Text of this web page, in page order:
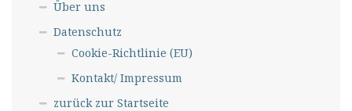
Über uns
Datenschutz
Cookie-Richtlinie (EU)
Kontakt/ Impressum
zurück zur Startseite